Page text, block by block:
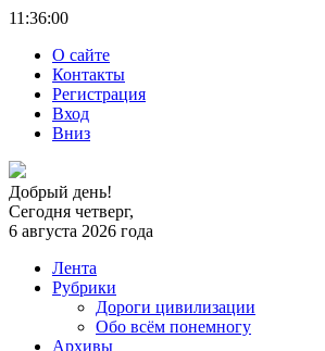
11:36:01
О сайте
Контакты
Регистрация
Вход
Вниз
Добрый день!
Сегодня четверг,
6 августа 2026 года
Лента
Рубрики
Дороги цивилизации
Обо всём понемногу
Архивы